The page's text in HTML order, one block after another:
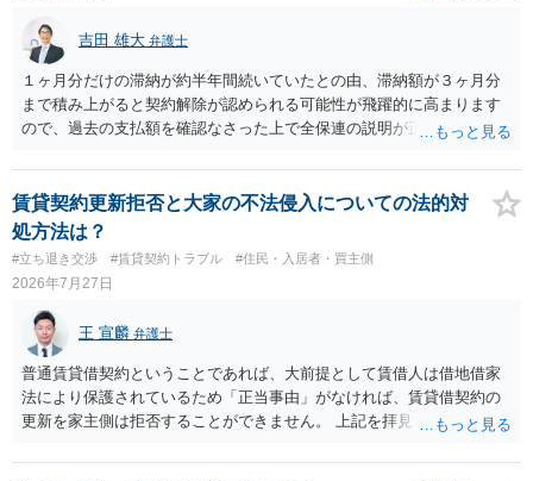
吉田 雄大 弁護士
１ヶ月分だけの滞納が約半年間続いていたとの由、滞納額が３ヶ月分
まで積み上がると契約解除が認められる可能性が飛躍的に高まります
ので、過去の支払額を確認なさった上で全保連の説明が正しければ、
た理由は気になるところですが、中身のある返答は期待できないと思
います。
賃貸契約更新拒否と大家の不法侵入についての法的対
処方法は？
#立ち退き交渉 #賃貸契約トラブル #住民・入居者・買主側
2026年7月27日
王 宣麟 弁護士
普通賃貸借契約ということであれば、大前提として賃借人は借地借家
法により保護されているため「正当事由」がなければ、賃貸借契約の
更新を家主側は拒否することができません。 上記を拝見する限り、通
定期確認させてもらないこと」が直ちに正当事由に当たるとは思えま